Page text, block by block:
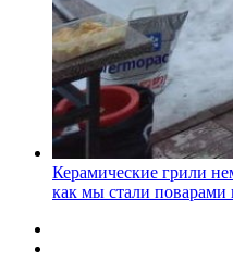
Керамические грили
как мы стали поварами